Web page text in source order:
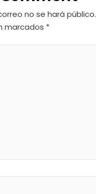
no se hará público.
marcados *